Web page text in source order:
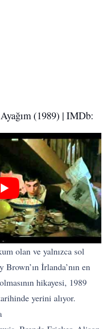
(1989) | IMDb:
olan ve yalnızca sol
İrlanda’nın en
hikayesi, 1989
yerini alıyor.